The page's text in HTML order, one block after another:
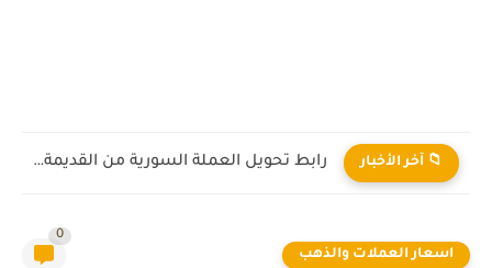
📁 آخر الأخبار رابط تحويل العملة السورية من القديمة إلى الجديدة 2026
اسعار العملات والذهب
0